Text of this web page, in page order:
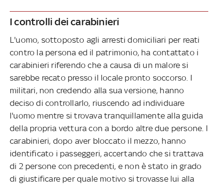
I controlli dei carabinieri
L'uomo, sottoposto agli arresti domiciliari per reati
contro la persona ed il patrimonio, ha contattato i
carabinieri riferendo che a causa di un malore si
sarebbe recato presso il locale pronto soccorso. I
militari, non credendo alla sua versione, hanno
deciso di controllarlo, riuscendo ad individuare
l'uomo mentre si trovava tranquillamente alla guida
della propria vettura con a bordo altre due persone. I
carabinieri, dopo aver bloccato il mezzo, hanno
identificato i passeggeri, accertando che si trattava
di 2 persone con precedenti, e non è stato in grado
di giustificare per quale motivo si trovasse lui alla